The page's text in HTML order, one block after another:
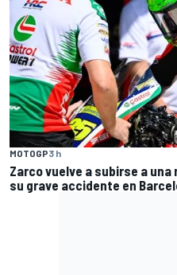
MOTOGP3 h
Zarco vuelve a subirse a
su grave accidente en